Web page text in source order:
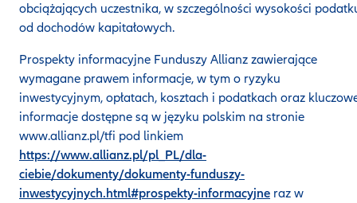
obciążających uczestnika, w szczególności wysokości
od dochodów kapitałowych.
Prospekty informacyjne Funduszy Allianz zawierające
wymagane prawem informacje, w tym o ryzyku
inwestycyjnym, opłatach, kosztach i podatkach oraz
informacje dostępne są w języku polskim na stronie
www.allianz.pl/tfi pod linkiem
https://www.allianz.pl/pl_PL/dla-
ciebie/dokumenty/dokumenty-funduszy-
inwestycyjnych.html#prospekty-informacyjne raz w